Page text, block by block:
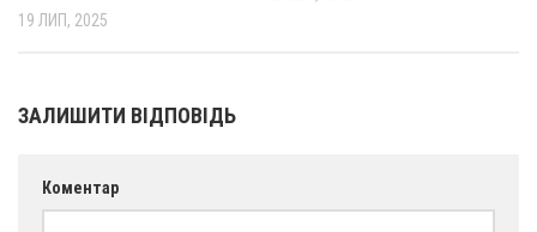
19 ЛИП, 2025
ЗАЛИШИТИ ВІДПОВІДЬ
Коментар